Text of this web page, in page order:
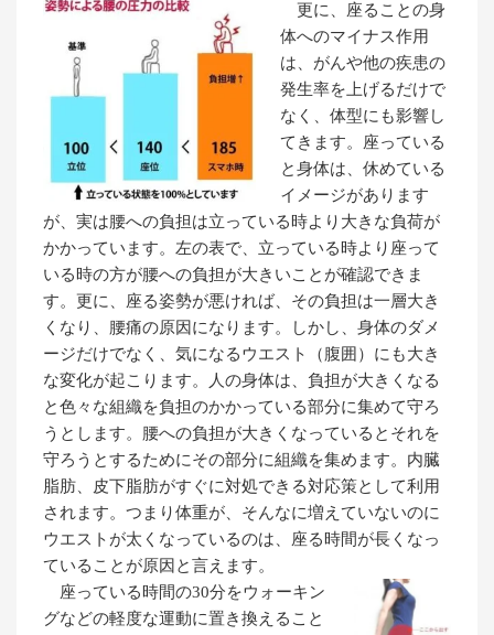
更に、座ることの身
体へのマイナス作用
は、がんや他の疾患の
発生率を上げるだけで
なく、体型にも影響し
てきます。座っている
と身体は、休めている
イメージがあります
が、実は腰への負担は立っている時より大きな負荷が
かかっています。左の表で、立っている時より座って
いる時の方が腰への負担が大きいことが確認できま
す。更に、座る姿勢が悪ければ、その負担は一層大き
くなり、腰痛の原因になります。しかし、身体のダメ
ージだけでなく、気になるウエスト（腹囲）にも大き
な変化が起こります。人の身体は、負担が大きくなる
と色々な組織を負担のかかっている部分に集めて守ろ
うとします。腰への負担が大きくなっているとそれを
守ろうとするためにその部分に組織を集めます。内臓
脂肪、皮下脂肪がすぐに対処できる対応策として利用
されます。つまり体重が、そんなに増えていないのに
ウエストが太くなっているのは、座る時間が長くなっ
ていることが原因と言えます。
座っている時間の30分をウォーキン
グなどの軽度な運動に置き換えること